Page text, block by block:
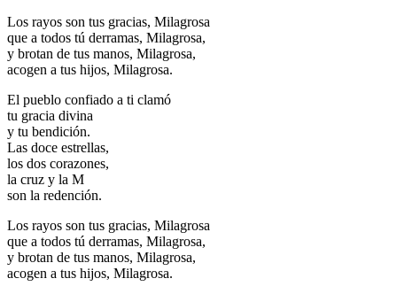
Los rayos son tus gracias, Milagrosa
que a todos tú derramas, Milagrosa,
y brotan de tus manos, Milagrosa,
acogen a tus hijos, Milagrosa.
El pueblo confiado a ti clamó
tu gracia divina
y tu bendición.
Las doce estrellas,
los dos corazones,
la cruz y la M
son la redención.
Los rayos son tus gracias, Milagrosa
que a todos tú derramas, Milagrosa,
y brotan de tus manos, Milagrosa,
acogen a tus hijos, Milagrosa.